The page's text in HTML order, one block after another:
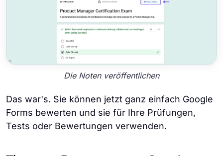
Die Noten veröffentlichen
Das war's. Sie können jetzt ganz einfach Google
Forms bewerten und sie für Ihre Prüfungen,
Tests oder Bewertungen verwenden.